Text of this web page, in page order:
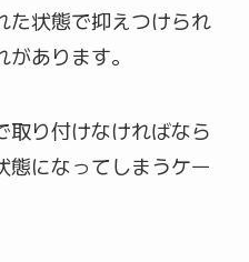
た状態で抑えつけられ
あります。
取り付けなければなら
態になってしまうケー